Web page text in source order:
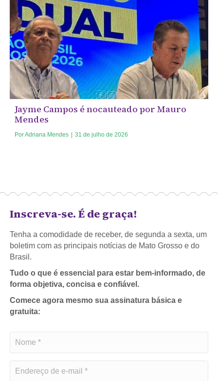
Jayme Campos é nocauteado por Mauro
Mendes
PorAdriana Mendes 31 de julho de 2026
Inscreva-se. É de graça!
Tenha a comodidade de receber, de segunda a sexta, um
boletim com as principais notícias de Mato Grosso e do
Brasil.
Tudo o que é essencial para estar bem-informado, de
forma objetiva, concisa e confiável.
Comece agora mesmo sua assinatura básica e
gratuita: